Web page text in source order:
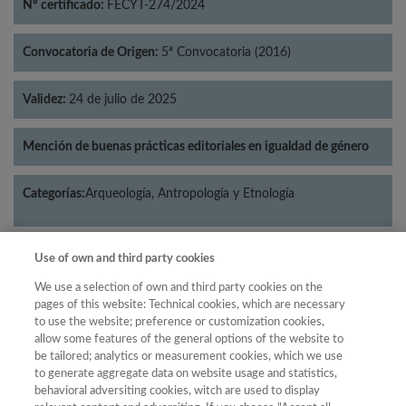
Nº certificado: FECYT-274/2024
Convocatoria de Origen: 5ª Convocatoria (2016)
Validez: 24 de julio de 2025
Mención de buenas prácticas editoriales en igualdad de género
Categorías:Arqueología, Antropología y Etnología
Año
Año
Filtrar
Use of own and third party cookies
We use a selection of own and third party cookies on the
pages of this website: Technical cookies, which are necessary
to use the website; preference or customization cookies,
allow some features of the general options of the website to
be tailored; analytics or measurement cookies, which we use
to generate aggregate data on website usage and statistics,
behavioral adversiting cookies, witch are used to display